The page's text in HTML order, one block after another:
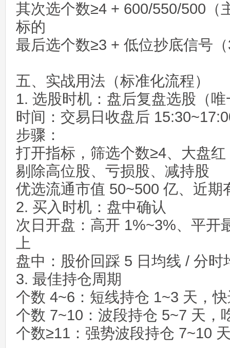
其次选个数≥4 + 600/550/500（
标的
最后选个数≥3 + 低位抄底信号
五、实战用法（标准化流程）
1. 选股时机：盘后复盘选股（
时间：交易日收盘后
步骤：
打开指标，筛选个数≥4、大盘
剔除高位股、亏损股、减持股
优选流通市值 50~500 亿、近期
2. 买入时机：盘中确认
次日开盘：高开 1%~3%、平开
上
盘中：股价回踩 5 日均线 / 分时
3. 最佳持仓周期
个数 4~6：短线持仓 1~3 天，
个数 7~10：波段持仓 5~7 天，
个数≥11：强势波段持仓 7~10